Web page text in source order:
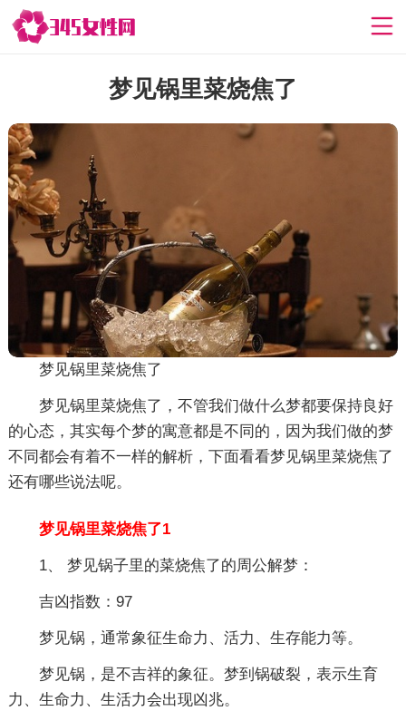
梦见锅里菜烧焦了
梦见锅里菜烧焦了
梦见锅里菜烧焦了，不管我们做什么梦都要保持良好
的心态，其实每个梦的寓意都是不同的，因为我们做的梦
不同都会有着不一样的解析，下面看看梦见锅里菜烧焦了
还有哪些说法呢。
梦见锅里菜烧焦了1
1、 梦见锅子里的菜烧焦了的周公解梦：
吉凶指数：97
梦见锅，通常象征生命力、活力、生存能力等。
梦见锅，是不吉祥的象征。梦到锅破裂，表示生育
力、生命力、生活力会出现凶兆。